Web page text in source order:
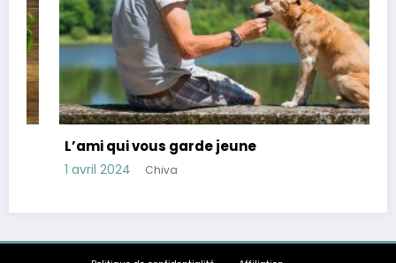
L’ami qui vous garde jeune
1 avril 2024 Chiva